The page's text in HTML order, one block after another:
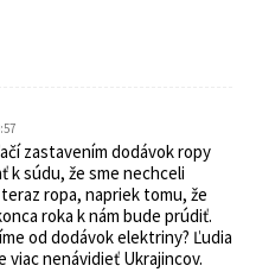
zastavením dodávok ropy
k súdu, že sme nechceli
ropa, napriek tomu, že
roka k nám bude prúdiť.
od dodávok elektriny? Ľudia
viac nenávidieť Ukrajincov.